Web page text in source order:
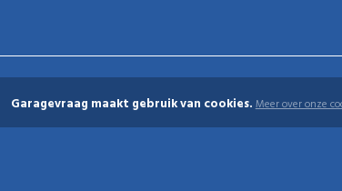
- V1.3.5 - Alle rechten voorbehouden
Garagevraag maakt gebruik van cookies.Meer over onze